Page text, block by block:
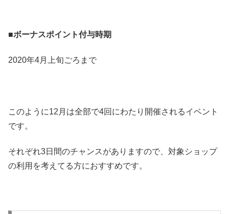
■ボーナスポイント付与時期
2020年4月上旬ごろまで
このように12月は全部で4回にわたり開催されるイベント
です。
それぞれ3日間のチャンスがありますので、対象ショップ
の利用を考えてる方におすすめです。